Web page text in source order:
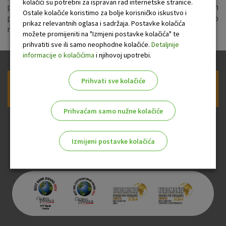
periodu od 00:00 do 09:00 sati neće biti moguća kupnja istih
putem usluga Internet i Mobilnog bankarstva. Zahvaljujemo
na razumijevanju.
Prijava na newsletter OTP banke
Ostale kolačiće koristimo za bolje korisničko iskustvo i
prikaz relevantnih oglasa i sadržaja. Postavke kolačića
možete promijeniti na "Izmjeni postavke kolačića" te
prihvatiti sve ili samo neophodne kolačiće. Detaljnije
informacije o kolačićima i njihovoj upotrebi.
Prihvati sve kolačiće
Prihvaćam samo nužne kolačiće
Izmijeni postavke kolačića